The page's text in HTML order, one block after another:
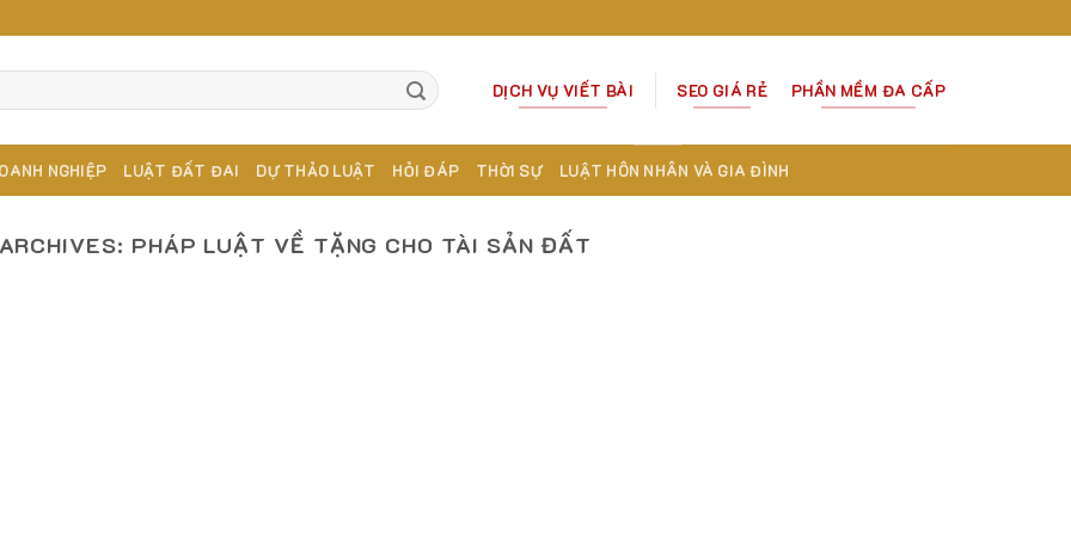
DỊCH VỤ VIẾT BÀI SEO GIÁ RẺ PHẦN MỀM ĐA CẤP
NGHIỆP LUẬT ĐẤT ĐAI DỰ THẢO LUẬT HỎI ĐÁP THỜI SỰ LUẬT HÔN NHÂN VÀ GIA ĐÌNH
PHÁP LUẬT VỀ TẶNG CHO TÀI SẢN ĐẤT